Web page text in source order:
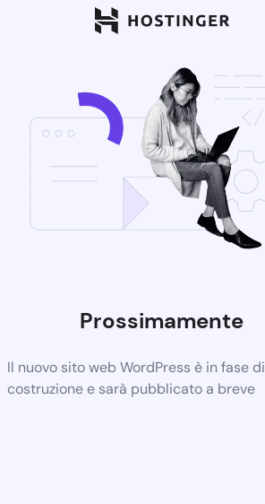
Prossimamente
Il nuovo sito web WordPress è in fase di
costruzione e sarà pubblicato a breve